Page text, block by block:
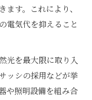
す。これにより、
電気代を抑えること
光を最大限に取り入
ッシの採用などが挙
や照明設備を組み合